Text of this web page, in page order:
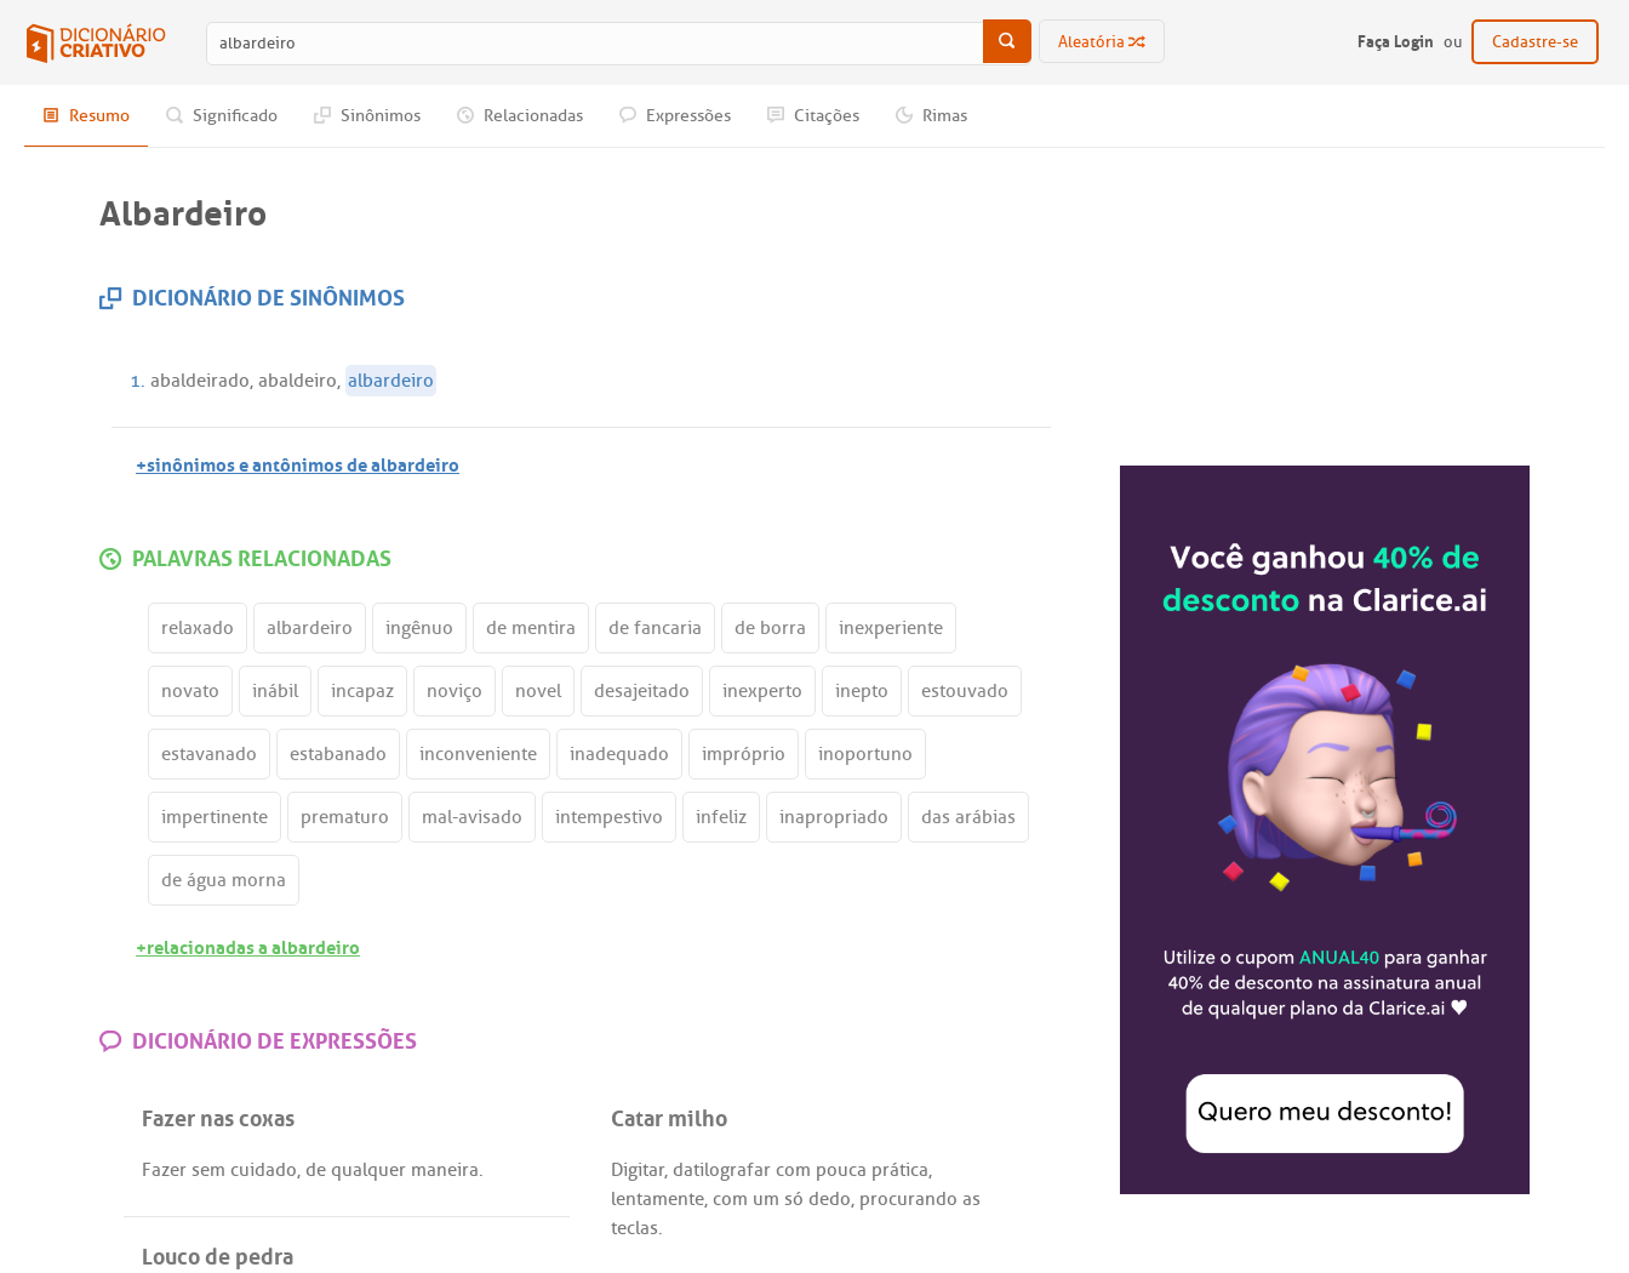
Aleatória Faça Login ou Cadastre-se
Resumo Significado Sinônimos Relacionadas Expressões Citações Rimas
Albardeiro
DICIONÁRIO DE SINÔNIMOS
1. abaldeirado, abaldeiro, albardeiro
+sinônimos e antônimos de albardeiro
PALAVRAS RELACIONADAS
relaxado albardeiro ingênuo de mentira de fancaria de borra inexperiente
novato inábil incapaz noviço novel desajeitado inexperto inepto estouvado
estavanado estabanado inconveniente inadequado impróprio inoportuno
impertinente prematuro mal-avisado intempestivo infeliz inapropriado das arábias
de água morna
+relacionadas a albardeiro
DICIONÁRIO DE EXPRESSÕES
Fazer nas coxas
Fazer sem cuidado, de qualquer maneira.
Catar milho
Digitar, datilografar com pouca prática,
lentamente, com um só dedo, procurando as
teclas.
Louco de pedra